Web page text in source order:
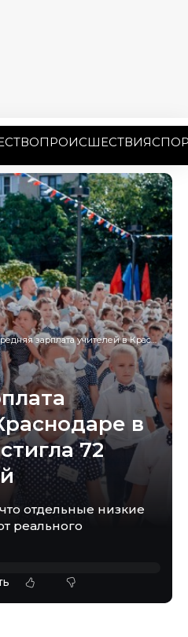
ПРОИСШЕСТВИЯ
зарплата учителей в Краснодаре в 2025 году достигла 72 тысяч рублей
в
72
отдельные низкие
реального